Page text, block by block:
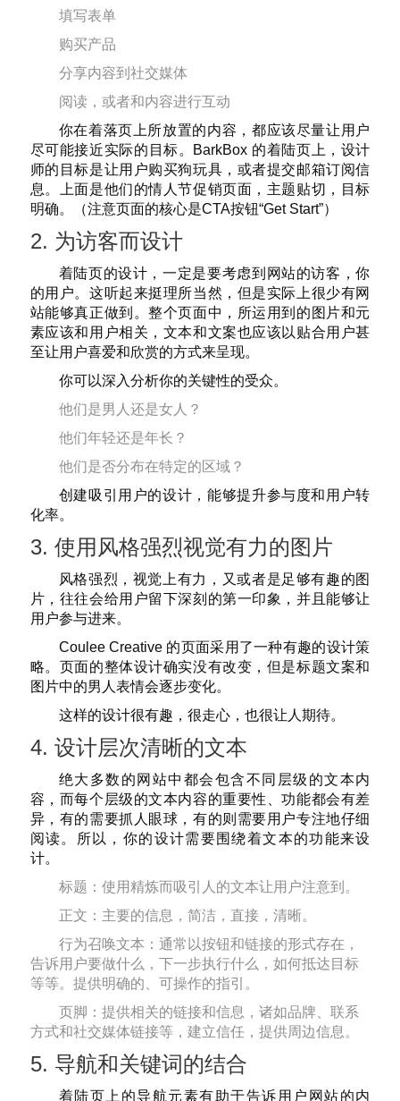
填写表单
购买产品
分享内容到社交媒体
阅读，或者和内容进行互动
你在着落页上所放置的内容，都应该尽量让用户
尽可能接近实际的目标。BarkBox 的着陆页上，设计
师的目标是让用户购买狗玩具，或者提交邮箱订阅信
息。上面是他们的情人节促销页面，主题贴切，目标
明确。（注意页面的核心是CTA按钮“Get Start”）
2. 为访客而设计
着陆页的设计，一定是要考虑到网站的访客，你
的用户。这听起来挺理所当然，但是实际上很少有网
站能够真正做到。整个页面中，所运用到的图片和元
素应该和用户相关，文本和文案也应该以贴合用户甚
至让用户喜爱和欣赏的方式来呈现。
你可以深入分析你的关键性的受众。
他们是男人还是女人？
他们年轻还是年长？
他们是否分布在特定的区域？
创建吸引用户的设计，能够提升参与度和用户转
化率。
3. 使用风格强烈视觉有力的图片
风格强烈，视觉上有力，又或者是足够有趣的图
片，往往会给用户留下深刻的第一印象，并且能够让
用户参与进来。
Coulee Creative 的页面采用了一种有趣的设计策
略。页面的整体设计确实没有改变，但是标题文案和
图片中的男人表情会逐步变化。
这样的设计很有趣，很走心，也很让人期待。
4. 设计层次清晰的文本
绝大多数的网站中都会包含不同层级的文本内
容，而每个层级的文本内容的重要性、功能都会有差
异，有的需要抓人眼球，有的则需要用户专注地仔细
阅读。所以，你的设计需要围绕着文本的功能来设
计。
标题：使用精炼而吸引人的文本让用户注意到。
正文：主要的信息，简洁，直接，清晰。
行为召唤文本：通常以按钮和链接的形式存在，
告诉用户要做什么，下一步执行什么，如何抵达目标
等等。提供明确的、可操作的指引。
页脚：提供相关的链接和信息，诸如品牌、联系
方式和社交媒体链接等，建立信任，提供周边信息。
5. 导航和关键词的结合
着陆页上的导航元素有助于告诉用户网站的内